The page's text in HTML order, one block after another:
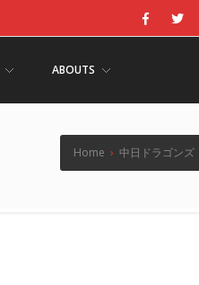
ABOUTS
Home › 中日ドラゴンズ